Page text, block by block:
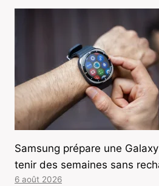
Samsung prépare une
tenir des semaines sans
6 août 2026